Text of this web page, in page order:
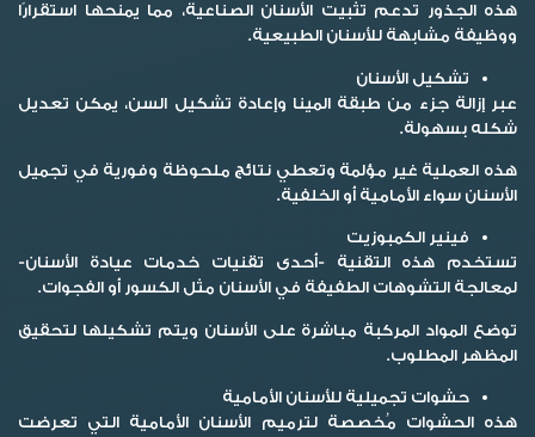
هذه الجذور تدعم تثبيت الأسنان الصناعية، مما يمنحها استقرارًا
ووظيفة مشابهة للأسنان الطبيعية.
تشكيل الأسنان
عبر إزالة جزء من طبقة المينا وإعادة تشكيل السن، يمكن تعديل
شكله بسهولة.
هذه العملية غير مؤلمة وتعطي نتائج ملحوظة وفورية في تجميل
الأسنان سواء الأمامية أو الخلفية.
فينير الكمبوزيت
تستخدم هذه التقنية -أحدى تقنيات خدمات عيادة الأسنان-
لمعالجة التشوهات الطفيفة في الأسنان مثل الكسور أو الفجوات.
توضع المواد المركبة مباشرة على الأسنان ويتم تشكيلها لتحقيق
المظهر المطلوب.
حشوات تجميلية للأسنان الأمامية
هذه الحشوات مُخصصة لترميم الأسنان الأمامية التي تعرضت